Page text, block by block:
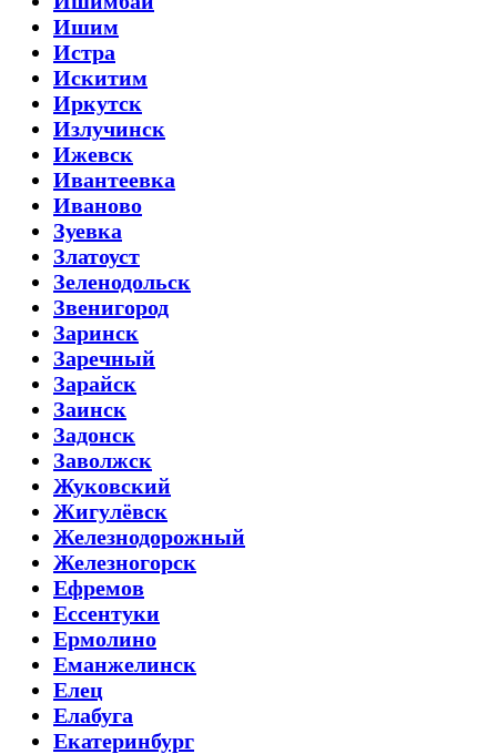
Ишим
Истра
Искитим
Иркутск
Излучинск
Ижевск
Ивантеевка
Иваново
Зуевка
Златоуст
Зеленодольск
Звенигород
Заринск
Заречный
Зарайск
Заинск
Задонск
Заволжск
Жуковский
Жигулёвск
Железнодорожный
Железногорск
Ефремов
Ессентуки
Ермолино
Еманжелинск
Елец
Елабуга
Екатеринбург